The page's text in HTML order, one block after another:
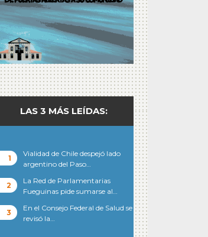
LAS 3 MÁS LEÍDAS:
Vialidad de Chile despejó lado
argentino del Paso…
La Red de Parlamentarias
Fueguinas pide sumarse al…
En el Consejo Federal de Salud se
revisó la…